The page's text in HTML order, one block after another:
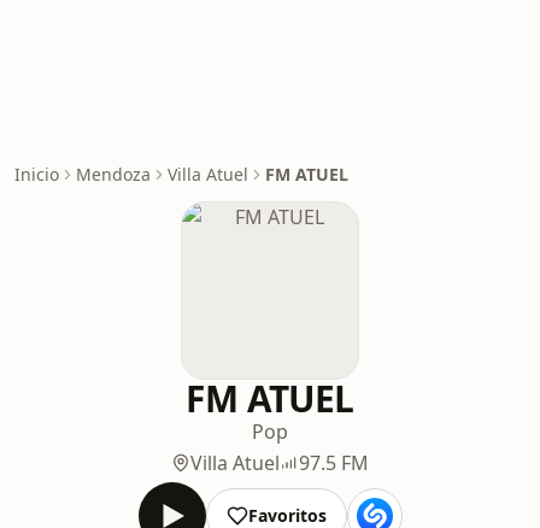
Inicio Mendoza Villa Atuel FM ATUEL
FM ATUEL
Pop
Villa Atuel
97.5 FM
Favoritos